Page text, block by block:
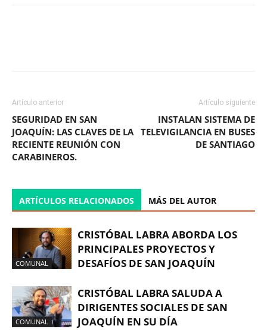
Artículo anterior
SEGURIDAD EN SAN
JOAQUÍN: LAS CLAVES DE LA
RECIENTE REUNIÓN CON
CARABINEROS.
Artículo siguiente
INSTALAN SISTEMA DE
TELEVIGILANCIA EN BUSES
DE SANTIAGO
ARTÍCULOS RELACIONADOS MÁS DEL AUTOR
COMUNAL
CRISTÓBAL LABRA ABORDA LOS
PRINCIPALES PROYECTOS Y
DESAFÍOS DE SAN JOAQUÍN
COMUNAL
CRISTÓBAL LABRA SALUDA A
DIRIGENTES SOCIALES DE SAN
JOAQUÍN EN SU DÍA